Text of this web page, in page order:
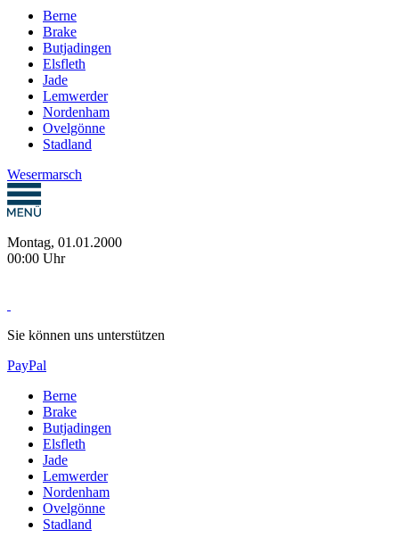
Berne
Brake
Butjadingen
Elsfleth
Jade
Lemwerder
Nordenham
Ovelgönne
Stadland
Wesermarsch
Montag, 01.01.2000
00:00 Uhr
Sie können uns unterstützen
PayPal
Berne
Brake
Butjadingen
Elsfleth
Jade
Lemwerder
Nordenham
Ovelgönne
Stadland